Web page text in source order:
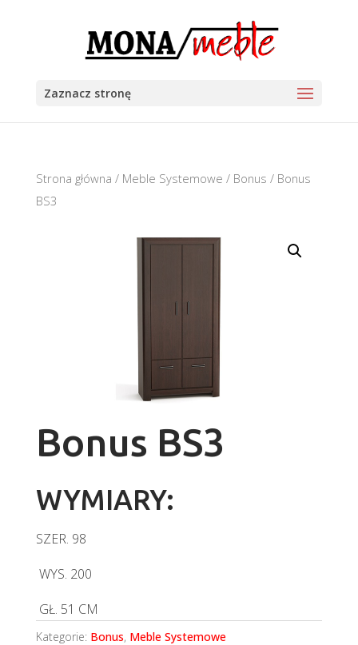
Zaznacz stronę
Strona główna / Meble Systemowe / Bonus / Bonus
BS3
Bonus BS3
WYMIARY:
SZER. 98
WYS. 200
GŁ. 51 CM
Kategorie: Bonus, Meble Systemowe